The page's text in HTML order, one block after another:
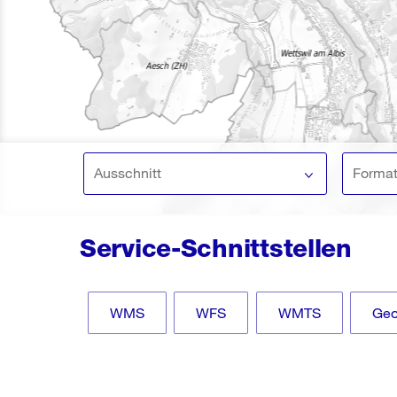
Ausschnitt Format
Service-Schnittstellen
WMS WFS WMTS